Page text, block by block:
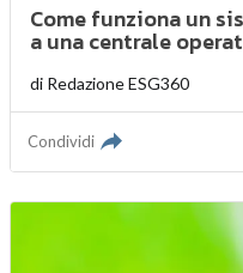
Come funziona un
a una centrale
di Redazione ESG360
Condividi